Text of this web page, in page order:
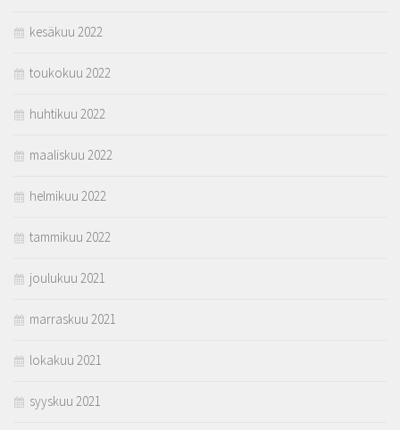
kesäkuu 2022
toukokuu 2022
huhtikuu 2022
maaliskuu 2022
helmikuu 2022
tammikuu 2022
joulukuu 2021
marraskuu 2021
lokakuu 2021
syyskuu 2021